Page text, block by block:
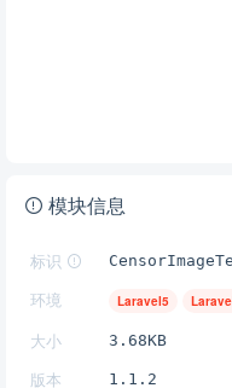
模块信息
标识
环境 Laravel5
大小 3.68KB
版本 1.1.2